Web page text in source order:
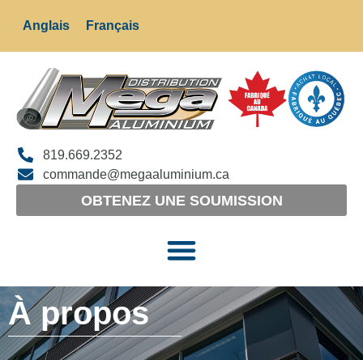
Anglais Français
OBTENEZ UNE SOUMISSION
819.669.2352
commande@megaaluminium.ca
À propos